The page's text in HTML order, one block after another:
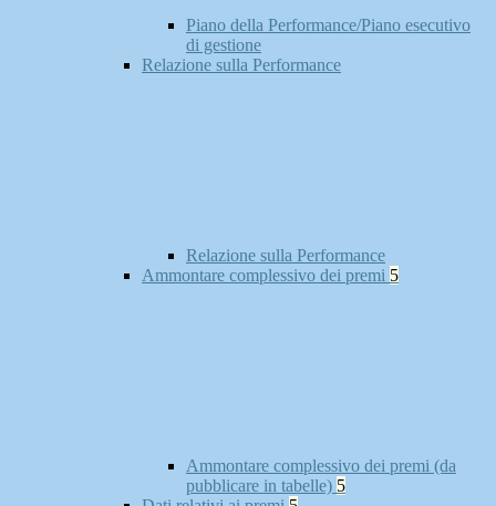
Piano della Performance/Piano esecutivo
di gestione
Relazione sulla Performance
Relazione sulla Performance
Ammontare complessivo dei premi 5
Ammontare complessivo dei premi (da
pubblicare in tabelle) 5